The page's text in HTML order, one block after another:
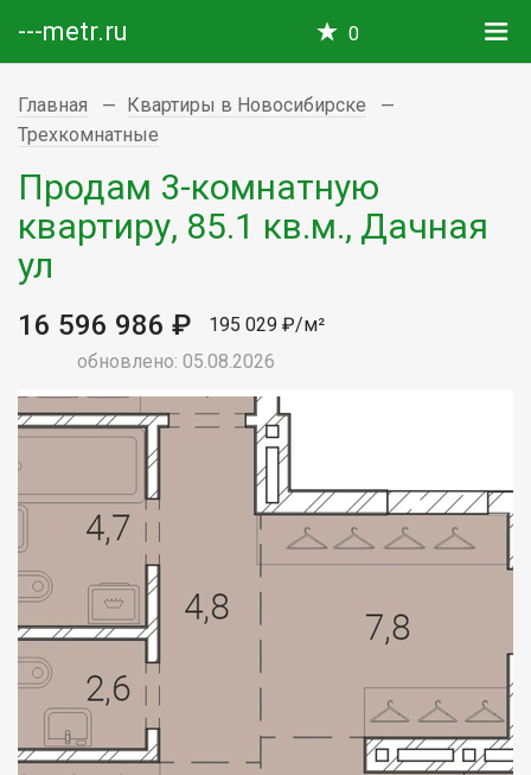
---metr.ru 0
Главная
Квартиры в Новосибирске
Трехкомнатные
Продам 3-комнатную
квартиру, 85.1 кв.м., Дачная
ул
16 596 986 ₽
195 029 ₽/м²
обновлено: 05.08.2026